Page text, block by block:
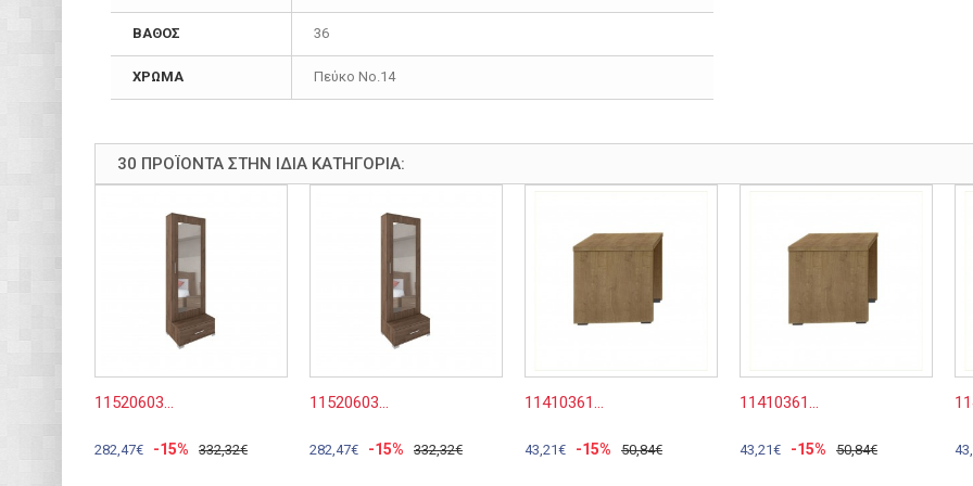
ΒΑΘΟΣ 36
ΧΡΩΜΑ Πεύκο Νο.14
30 ΠΡΟΪΌΝΤΑ ΣΤΗΝ ΊΔΙΑ ΚΑΤΗΓΟΡΊΑ:
11520603...
282,47€ -15% 332,32€
11520603...
282,47€ -15% 332,32€
11410361...
43,21€ -15% 50,84€
11410361...
43,21€ -15% 50,84€